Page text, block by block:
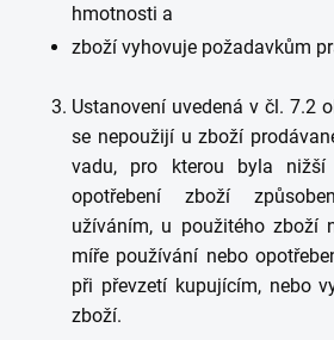
hmotnosti a
zboží vyhovuje požadavkům
Ustanovení uvedená v čl. 7.2
se nepoužijí u zboží
vadu, pro kterou byla nižší
opotřebení zboží
užíváním, u použitého zboží
míře používání nebo
při převzetí kupujícím, nebo
zboží.